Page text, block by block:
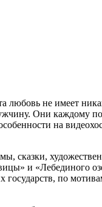
не имеет
Они каждому
на
сказки,
и «Лебединого
по